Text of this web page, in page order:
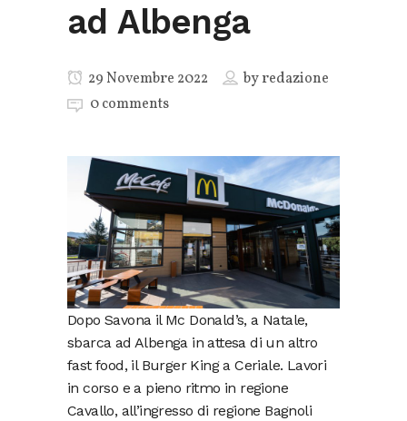
ad Albenga
29 Novembre 2022 byredazione
0 comments
Dopo Savona il Mc Donald’s, a Natale,
sbarca ad Albenga in attesa di un altro
fast food, il Burger King a Ceriale. Lavori
in corso e a pieno ritmo in regione
Cavallo, all’ingresso di regione Bagnoli